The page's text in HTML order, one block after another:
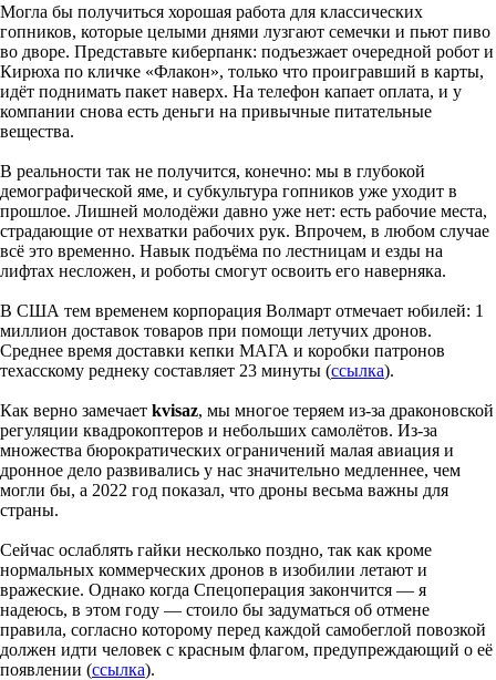
Могла бы получиться хорошая работа для классических
гопников, которые целыми днями лузгают семечки и пьют пиво
во дворе. Представьте киберпанк: подъезжает очередной робот и
Кирюха по кличке «Флакон», только что проигравший в карты,
идёт поднимать пакет наверх. На телефон капает оплата, и у
компании снова есть деньги на привычные питательные
вещества.
В реальности так не получится, конечно: мы в глубокой
демографической яме, и субкультура гопников уже уходит в
прошлое. Лишней молодёжи давно уже нет: есть рабочие места,
страдающие от нехватки рабочих рук. Впрочем, в любом случае
всё это временно. Навык подъёма по лестницам и езды на
лифтах несложен, и роботы смогут освоить его наверняка.
В США тем временем корпорация Волмарт отмечает юбилей: 1
миллион доставок товаров при помощи летучих дронов.
Среднее время доставки кепки МАГА и коробки патронов
техасскому реднеку составляет 23 минуты (ссылка).
Как верно замечает kvisaz, мы многое теряем из-за драконовской
регуляции квадрокоптеров и небольших самолётов. Из-за
множества бюрократических ограничений малая авиация и
дронное дело развивались у нас значительно медленнее, чем
могли бы, а 2022 год показал, что дроны весьма важны для
страны.
Сейчас ослаблять гайки несколько поздно, так как кроме
нормальных коммерческих дронов в изобилии летают и
вражеские. Однако когда Спецоперация закончится — я
надеюсь, в этом году — стоило бы задуматься об отмене
правила, согласно которому перед каждой самобеглой повозкой
должен идти человек с красным флагом, предупреждающий о её
появлении (ссылка).